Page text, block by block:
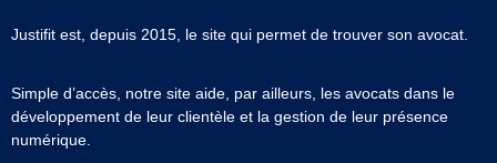
Justifit est, depuis 2015, le site qui permet de trouver son avocat.
Simple d’accès, notre site aide, par ailleurs, les avocats dans le
développement de leur clientèle et la gestion de leur présence
numérique.